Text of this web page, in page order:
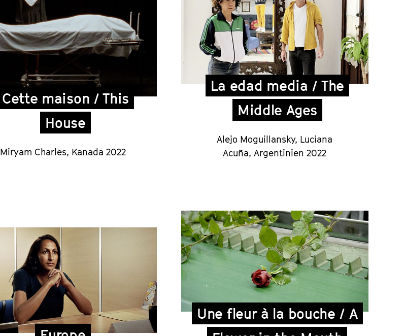
Cette maison / This
House
Miryam Charles, Kanada 2022
La edad media / The
Middle Ages
Alejo Moguillansky, Luciana
Acuña, Argentinien 2022
Une fleur à la bouche / A